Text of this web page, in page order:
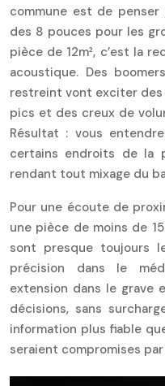
commune est de
des 8 pouces pour les
pièce de 12m², c’est la
acoustique. Des
restreint vont exciter des
pics et des creux de
Résultat : vous
certains endroits de la
rendant tout mixage du
Pour une écoute de
une pièce de moins de
sont presque toujours
précision dans le
extension dans le grave
décisions, sans
information plus fiable
seraient compromises